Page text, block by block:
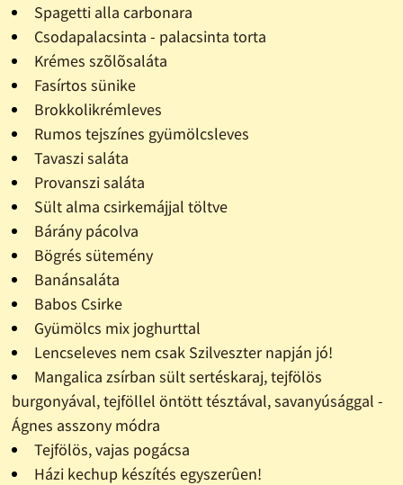
Spagetti alla carbonara
Csodapalacsinta - palacsinta torta
Krémes szõlõsaláta
Fasírtos sünike
Brokkolikrémleves
Rumos tejszínes gyümölcsleves
Tavaszi saláta
Provanszi saláta
Sült alma csirkemájjal töltve
Bárány pácolva
Bögrés sütemény
Banánsaláta
Babos Csirke
Gyümölcs mix joghurttal
Lencseleves nem csak Szilveszter napján jó!
Mangalica zsírban sült sertéskaraj, tejfölös
burgonyával, tejföllel öntött tésztával, savanyúsággal -
Ágnes asszony módra
Tejfölös, vajas pogácsa
Házi kechup készítés egyszerûen!